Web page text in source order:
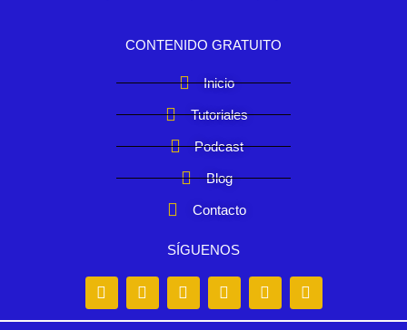
CONTENIDO GRATUITO
Inicio
Tutoriales
Podcast
Blog
Contacto
SÍGUENOS
Y
o
u
T
i
k
I
n
s
S
p
o
F
a
c
P
i
n